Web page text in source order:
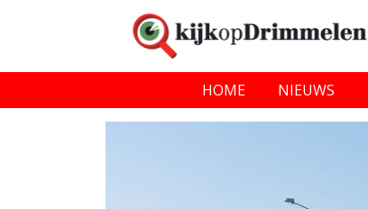
HOME NIEUWS